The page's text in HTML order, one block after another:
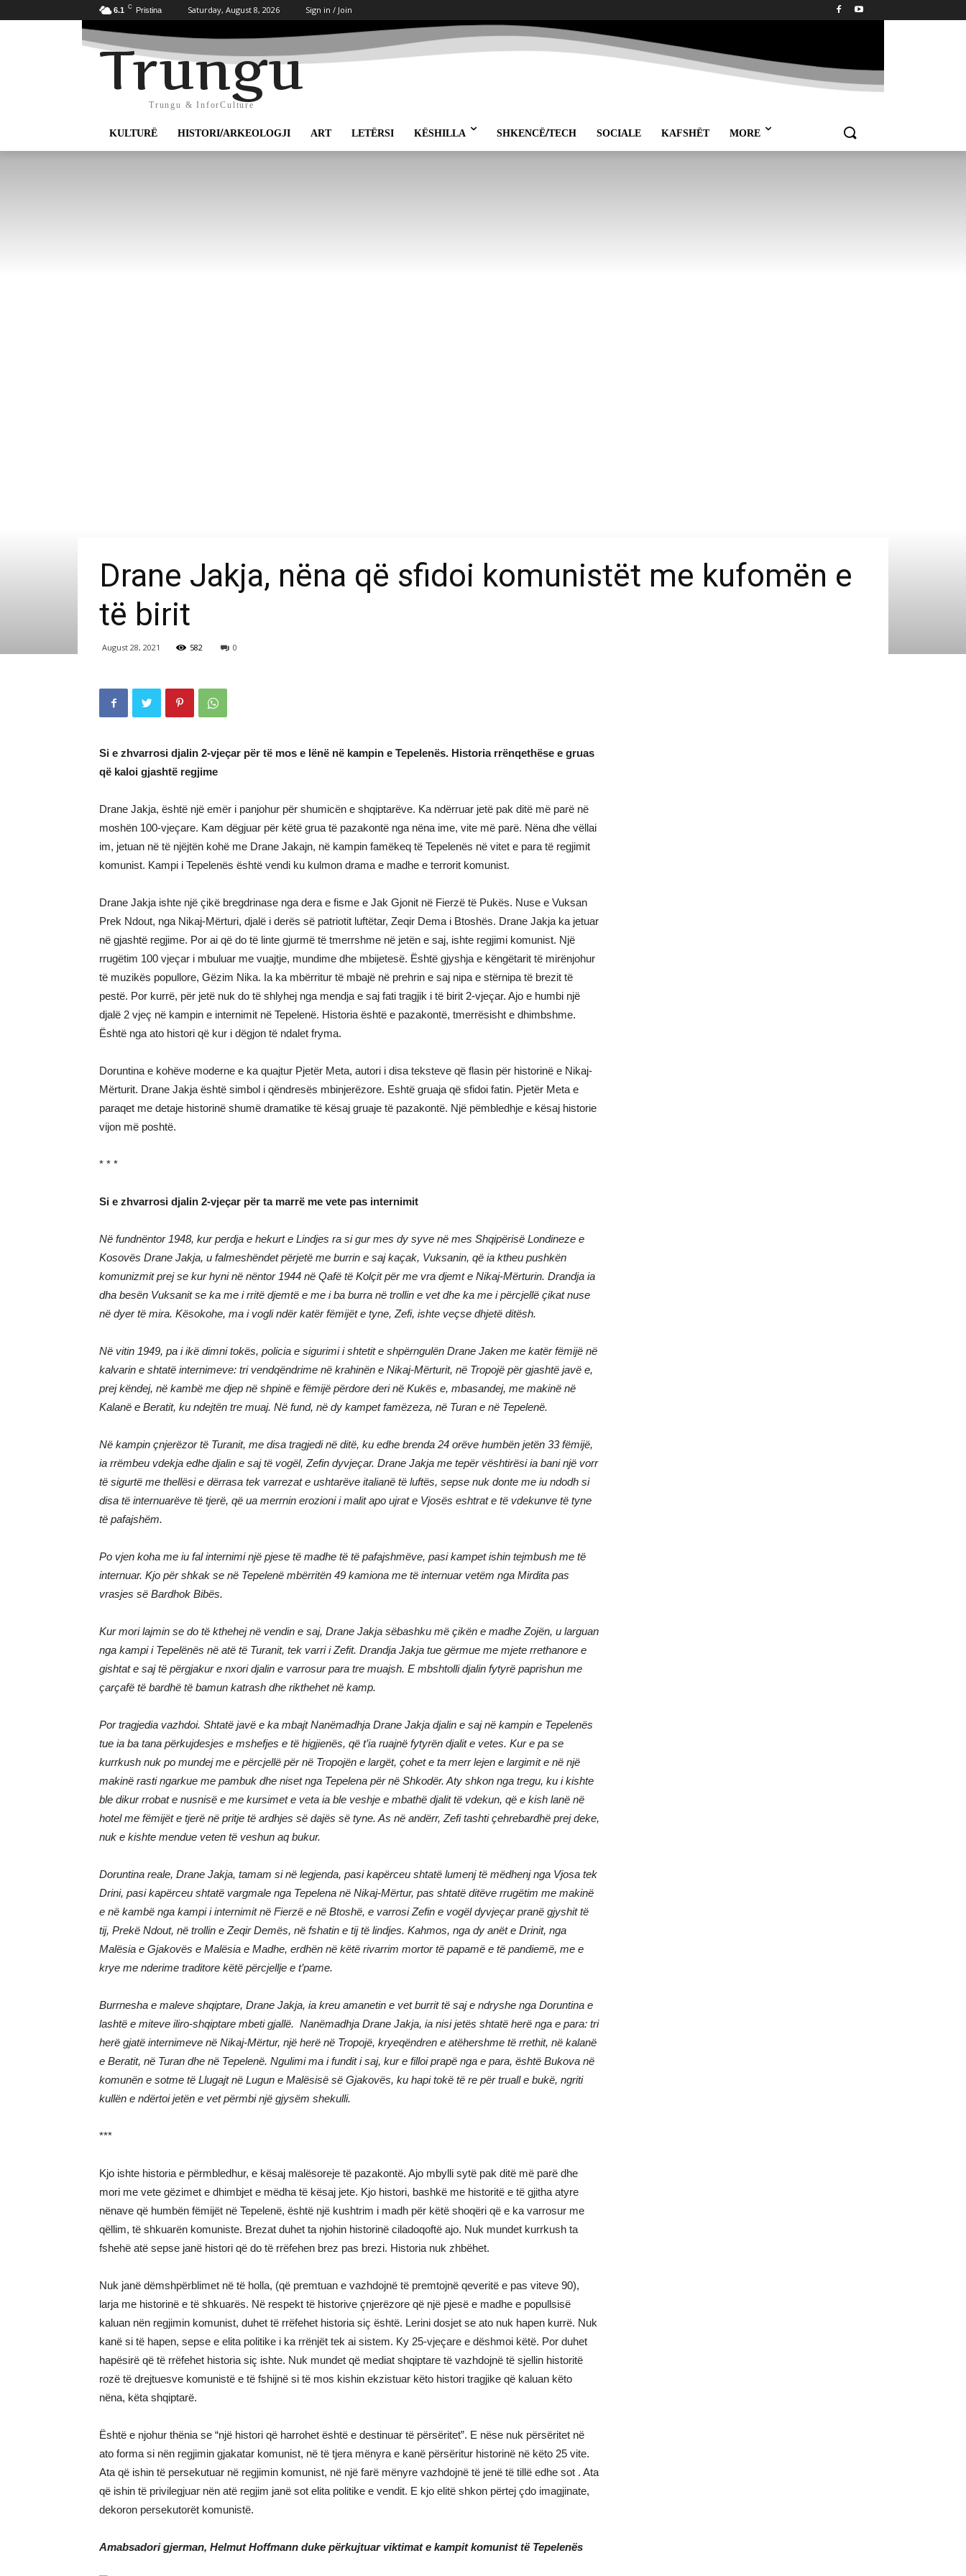
6.1 C Pristina Saturday, August 8, 2026 Sign in / Join
Trungu
Trungu & InforCulture
KULTURË HISTORI/ARKEOLOGJI ART LETËRSI KËSHILLA SHKENCË/TECH SOCIALE KAFSHËT MORE
Drane Jakja, nëna që sfidoi komunistët me kufomën e
të birit
August 28, 2021 582 0
Si e zhvarrosi djalin 2-vjeçar për të mos e lënë në kampin e Tepelenës. Historia rrënqethëse e gruas
që kaloi gjashtë regjime
Drane Jakja, është një emër i panjohur për shumicën e shqiptarëve. Ka ndërruar jetë pak ditë më parë në
moshën 100-vjeçare. Kam dëgjuar për këtë grua të pazakontë nga nëna ime, vite më parë. Nëna dhe vëllai
im, jetuan në të njëjtën kohë me Drane Jakajn, në kampin famëkeq të Tepelenës në vitet e para të regjimit
komunist. Kampi i Tepelenës është vendi ku kulmon drama e madhe e terrorit komunist.
Drane Jakja ishte një çikë bregdrinase nga dera e fisme e Jak Gjonit në Fierzë të Pukës. Nuse e Vuksan
Prek Ndout, nga Nikaj-Mërturi, djalë i derës së patriotit luftëtar, Zeqir Dema i Btoshës. Drane Jakja ka jetuar
në gjashtë regjime. Por ai që do të linte gjurmë të tmerrshme në jetën e saj, ishte regjimi komunist. Një
rrugëtim 100 vjeçar i mbuluar me vuajtje, mundime dhe mbijetesë. Është gjyshja e këngëtarit të mirënjohur
të muzikës popullore, Gëzim Nika. Ia ka mbërritur të mbajë në prehrin e saj nipa e stërnipa të brezit të
pestë. Por kurrë, për jetë nuk do të shlyhej nga mendja e saj fati tragjik i të birit 2-vjeçar. Ajo e humbi një
djalë 2 vjeç në kampin e internimit në Tepelenë. Historia është e pazakontë, tmerrësisht e dhimbshme.
Është nga ato histori që kur i dëgjon të ndalet fryma.
Doruntina e kohëve moderne e ka quajtur Pjetër Meta, autori i disa teksteve që flasin për historinë e Nikaj-
Mërturit. Drane Jakja është simbol i qëndresës mbinjerëzore. Eshtë gruaja që sfidoi fatin. Pjetër Meta e
paraqet me detaje historinë shumë dramatike të kësaj gruaje të pazakontë. Një pëmbledhje e kësaj historie
vijon më poshtë.
* * *
Si e zhvarrosi djalin 2-vjeçar për ta marrë me vete pas internimit
Në fundnëntor 1948, kur perdja e hekurt e Lindjes ra si gur mes dy syve në mes Shqipërisë Londineze e
Kosovës Drane Jakja, u falmeshëndet përjetë me burrin e saj kaçak, Vuksanin, që ia ktheu pushkën
komunizmit prej se kur hyni në nëntor 1944 në Qafë të Kolçit për me vra djemt e Nikaj-Mërturin. Drandja ia
dha besën Vuksanit se ka me i rritë djemtë e me i ba burra në trollin e vet dhe ka me i përcjellë çikat nuse
në dyer të mira. Kësokohe, ma i vogli ndër katër fëmijët e tyne, Zefi, ishte veçse dhjetë ditësh.
Në vitin 1949, pa i ikë dimni tokës, policia e sigurimi i shtetit e shpërngulën Drane Jaken me katër fëmijë në
kalvarin e shtatë internimeve: tri vendqëndrime në krahinën e Nikaj-Mërturit, në Tropojë për gjashtë javë e,
prej këndej, në kambë me djep në shpinë e fëmijë përdore deri në Kukës e, mbasandej, me makinë në
Kalanë e Beratit, ku ndejtën tre muaj. Në fund, në dy kampet famëzeza, në Turan e në Tepelenë.
Në kampin çnjerëzor të Turanit, me disa tragjedi në ditë, ku edhe brenda 24 orëve humbën jetën 33 fëmijë,
ia rrëmbeu vdekja edhe djalin e saj të vogël, Zefin dyvjeçar. Drane Jakja me tepër vështirësi ia bani një vorr
të sigurtë me thellësi e dërrasa tek varrezat e ushtarëve italianë të luftës, sepse nuk donte me iu ndodh si
disa të internuarëve të tjerë, që ua merrnin erozioni i malit apo ujrat e Vjosës eshtrat e të vdekunve të tyne
të pafajshëm.
Po vjen koha me iu fal internimi një pjese të madhe të të pafajshmëve, pasi kampet ishin tejmbush me të
internuar. Kjo për shkak se në Tepelenë mbërritën 49 kamiona me të internuar vetëm nga Mirdita pas
vrasjes së Bardhok Bibës.
Kur mori lajmin se do të kthehej në vendin e saj, Drane Jakja sëbashku më çikën e madhe Zojën, u larguan
nga kampi i Tepelënës në atë të Turanit, tek varri i Zefit. Drandja Jakja tue gërmue me mjete rrethanore e
gishtat e saj të përgjakur e nxori djalin e varrosur para tre muajsh. E mbshtolli djalin fytyrë paprishun me
çarçafë të bardhë të bamun katrash dhe rikthehet në kamp.
Por tragjedia vazhdoi. Shtatë javë e ka mbajt Nanëmadhja Drane Jakja djalin e saj në kampin e Tepelenës
tue ia ba tana përkujdesjes e mshefjes e të higjienës, që t’ia ruajnë fytyrën djalit e vetes. Kur e pa se
kurrkush nuk po mundej me e përcjellë për në Tropojën e largët, çohet e ta merr lejen e largimit e në një
makinë rasti ngarkue me pambuk dhe niset nga Tepelena për në Shkodër. Aty shkon nga tregu, ku i kishte
ble dikur rrobat e nusnisë e me kursimet e veta ia ble veshje e mbathë djalit të vdekun, që e kish lanë në
hotel me fëmijët e tjerë në pritje të ardhjes së dajës së tyne. As në andërr, Zefi tashti çehrebardhë prej deke,
nuk e kishte mendue veten të veshun aq bukur.
Doruntina reale, Drane Jakja, tamam si në legjenda, pasi kapërceu shtatë lumenj të mëdhenj nga Vjosa tek
Drini, pasi kapërceu shtatë vargmale nga Tepelena në Nikaj-Mërtur, pas shtatë ditëve rrugëtim me makinë
e në kambë nga kampi i internimit në Fierzë e në Btoshë, e varrosi Zefin e vogël dyvjeçar pranë gjyshit të
tij, Prekë Ndout, në trollin e Zeqir Demës, në fshatin e tij të lindjes. Kahmos, nga dy anët e Drinit, nga
Malësia e Gjakovës e Malësia e Madhe, erdhën në këtë rivarrim mortor të papamë e të pandiemë, me e
krye me nderime traditore këtë përcjellje e t’pame.
Burrnesha e maleve shqiptare, Drane Jakja, ia kreu amanetin e vet burrit të saj e ndryshe nga Doruntina e
lashtë e miteve iliro-shqiptare mbeti gjallë. Nanëmadhja Drane Jakja, ia nisi jetës shtatë herë nga e para: tri
herë gjatë internimeve në Nikaj-Mërtur, një herë në Tropojë, kryeqëndren e atëhershme të rrethit, në kalanë
e Beratit, në Turan dhe në Tepelenë. Ngulimi ma i fundit i saj, kur e filloi prapë nga e para, është Bukova në
komunën e sotme të Llugajt në Lugun e Malësisë së Gjakovës, ku hapi tokë të re për truall e bukë, ngriti
kullën e ndërtoi jetën e vet përmbi një gjysëm shekulli.
***
Kjo ishte historia e përmbledhur, e kësaj malësoreje të pazakontë. Ajo mbylli sytë pak ditë më parë dhe
mori me vete gëzimet e dhimbjet e mëdha të kësaj jete. Kjo histori, bashkë me historitë e të gjitha atyre
nënave që humbën fëmijët në Tepelenë, është një kushtrim i madh për këtë shoqëri që e ka varrosur me
qëllim, të shkuarën komuniste. Brezat duhet ta njohin historinë ciladoqoftë ajo. Nuk mundet kurrkush ta
fshehë atë sepse janë histori që do të rrëfehen brez pas brezi. Historia nuk zhbëhet.
Nuk janë dëmshpërblimet në të holla, (që premtuan e vazhdojnë të premtojnë qeveritë e pas viteve 90),
larja me historinë e të shkuarës. Në respekt të historive çnjerëzore që një pjesë e madhe e popullsisë
kaluan nën regjimin komunist, duhet të rrëfehet historia siç është. Lerini dosjet se ato nuk hapen kurrë. Nuk
kanë si të hapen, sepse e elita politike i ka rrënjët tek ai sistem. Ky 25-vjeçare e dëshmoi këtë. Por duhet
hapësirë që të rrëfehet historia siç ishte. Nuk mundet që mediat shqiptare të vazhdojnë të sjellin historitë
rozë të drejtuesve komunistë e të fshijnë si të mos kishin ekzistuar këto histori tragjike që kaluan këto
nëna, këta shqiptarë.
Është e njohur thënia se “një histori që harrohet është e destinuar të përsëritet”. E nëse nuk përsëritet në
ato forma si nën regjimin gjakatar komunist, në të tjera mënyra e kanë përsëritur historinë në këto 25 vite.
Ata që ishin të persekutuar në regjimin komunist, në një farë mënyre vazhdojnë të jenë të tillë edhe sot . Ata
që ishin të privilegjuar nën atë regjim janë sot elita politike e vendit. E kjo elitë shkon përtej çdo imagjinate,
dekoron persekutorët komunistë.
Amabsadori gjerman, Helmut Hoffmann duke përkujtuar viktimat e kampit komunist të Tepelenës